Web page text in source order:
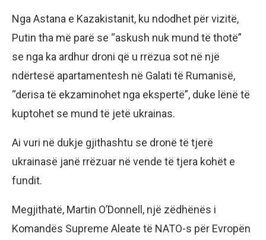
Nga Astana e Kazakistanit, ku ndodhet për vizitë,
Putin tha më parë se “askush nuk mund të thotë”
se nga ka ardhur droni që u rrëzua sot në një
ndërtesë apartamentesh në Galati të Rumanisë,
“derisa të ekzaminohet nga ekspertë”, duke lënë të
kuptohet se mund të jetë ukrainas.
Ai vuri në dukje gjithashtu se dronë të tjerë
ukrainasë janë rrëzuar në vende të tjera kohët e
fundit.
Megjithatë, Martin O’Donnell, një zëdhënës i
Komandës Supreme Aleate të NATO-s për Evropën